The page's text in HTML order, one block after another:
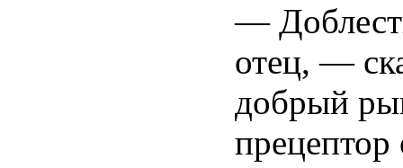
—
отец, —
добрый